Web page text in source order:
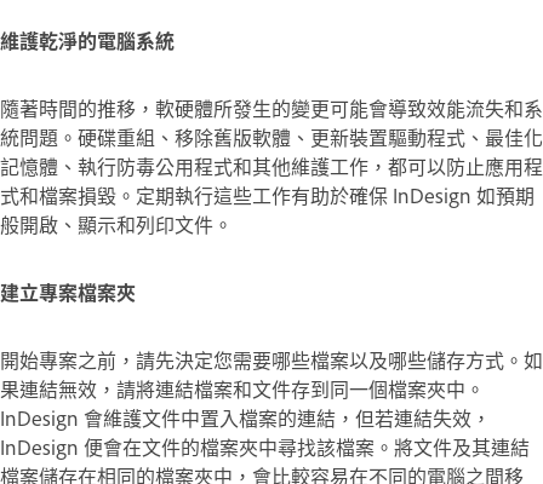
維護乾淨的電腦系統
隨著時間的推移，軟硬體所發生的變更可能會導致效能流失和系
統問題。硬碟重組、移除舊版軟體、更新裝置驅動程式、最佳化
記憶體、執行防毒公用程式和其他維護工作，都可以防止應用程
式和檔案損毀。定期執行這些工作有助於確保 InDesign 如預期
般開啟、顯示和列印文件。
建立專案檔案夾
開始專案之前，請先決定您需要哪些檔案以及哪些儲存方式。如
果連結無效，請將連結檔案和文件存到同一個檔案夾中。
InDesign 會維護文件中置入檔案的連結，但若連結失效，
InDesign 便會在文件的檔案夾中尋找該檔案。將文件及其連結
檔案儲存在相同的檔案夾中，會比較容易在不同的電腦之間移